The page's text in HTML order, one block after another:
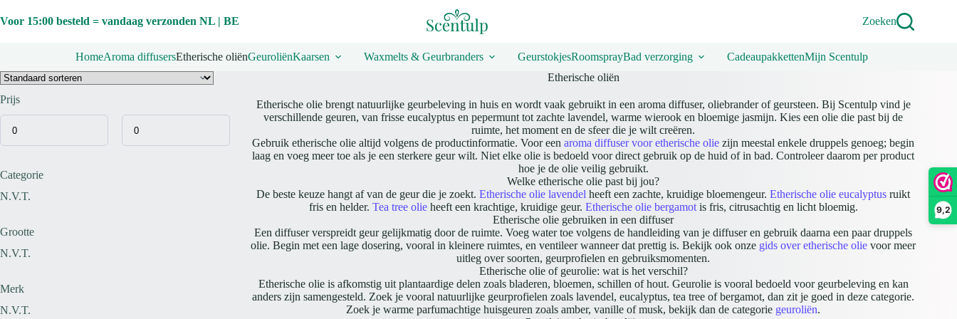
9,2
naar
Voor 15:00 besteld = vandaag verzonden NL | BE Zoeken
HomeAroma diffusersEtherische oliënGeuroliënKaarsen Waxmelts & Geurbranders GeurstokjesRoomsprayBad verzorging CadeaupakkettenMijn Scentulp
Etherische oliën
Etherische olie brengt natuurlijke geurbeleving in huis en wordt vaak gebruikt in een aroma diffuser, oliebrander of geursteen. Bij Scentulp vind je
verschillende geuren, van frisse eucalyptus en pepermunt tot zachte lavendel, warme wierook en bloemige jasmijn. Kies een olie die past bij de
ruimte, het moment en de sfeer die je wilt creëren.
Gebruik etherische olie altijd volgens de productinformatie. Voor eenaroma diffuser voor etherische olie zijn meestal enkele druppels genoeg; begin
laag en voeg meer toe als je een sterkere geur wilt. Niet elke olie is bedoeld voor direct gebruik op de huid of in bad. Controleer daarom per product
hoe je de olie veilig gebruikt.
Welke etherische olie past bij jou?
De beste keuze hangt af van de geur die je zoekt.Etherische olie lavendel heeft een zachte, kruidige bloemengeur.Etherische olie eucalyptus ruikt
fris en helder. Tea tree olieheeft een krachtige, kruidige geur. Etherische olie bergamotis fris, citrusachtig en licht bloemig.
Etherische olie gebruiken in een diffuser
Een diffuser verspreidt geur gelijkmatig door de ruimte. Voeg water toe volgens de handleiding van je diffuser en gebruik daarna een paar druppels
olie. Begin met een lage dosering, vooral in kleinere ruimtes, en ventileer wanneer dat prettig is. Bekijk ook onze gids over etherische olie voor meer
uitleg over soorten, geurprofielen en gebruiksmomenten.
Etherische olie of geurolie: wat is het verschil?
Etherische olie is afkomstig uit plantaardige delen zoals bladeren, bloemen, schillen of hout. Geurolie is vooral bedoeld voor geurbeleving en kan
anders zijn samengesteld. Zoek je vooral natuurlijke geurprofielen zoals lavendel, eucalyptus, tea tree of bergamot, dan zit je goed in deze categorie.
Zoek je warme parfumachtige huisgeuren zoals amber, vanille of musk, bekijk dan de categorie geuroliën.
Prijs
Categorie
N.V.T.
Grootte
N.V.T.
Merk
N.V.T.